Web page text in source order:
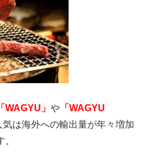
「WAGYU」 や 「WAGYU
気は海外への輸出量が年々増加